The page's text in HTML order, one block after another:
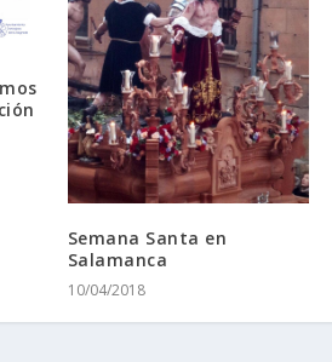
Semana Santa en
Salamanca
10/04/2018